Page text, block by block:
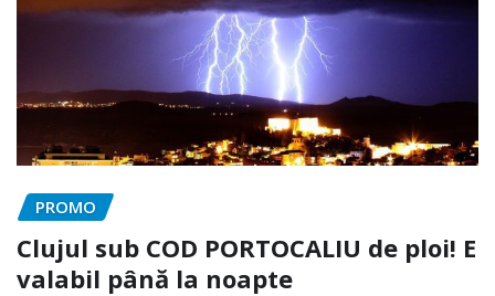
PROMO
Clujul sub COD PORTOCALIU de ploi! E
valabil până la noapte